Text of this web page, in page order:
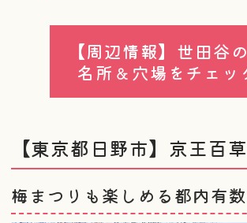
【周辺情報】世田谷
名所＆穴場をチェッ
【東京都日野市】京王百
梅まつりも楽しめる都内有